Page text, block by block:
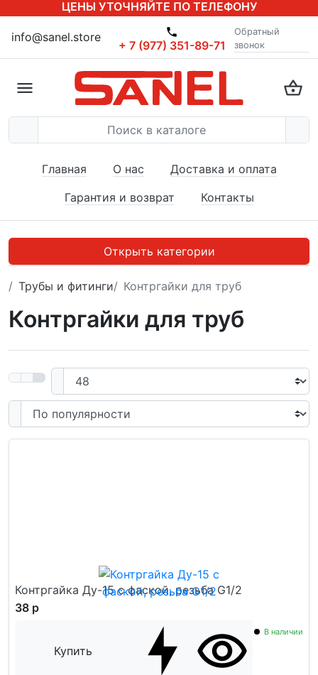
ЦЕНЫ УТОЧНЯЙТЕ ПО ТЕЛЕФОНУ
info@sanel.store
+ 7 (977) 351-89-71
Обратный
звонок
Главная О нас
Доставка и оплата
Гарантия и возврат
Контакты
Открыть категории
Трубы и фитинги Контргайки для труб
Контргайки для труб
Контргайка Ду-15 с фаской, резьба G1/2
38 р
Купить
В наличии